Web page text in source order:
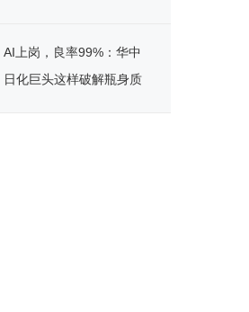
AI上岗，良率99%：华中
日化巨头这样破解瓶身质